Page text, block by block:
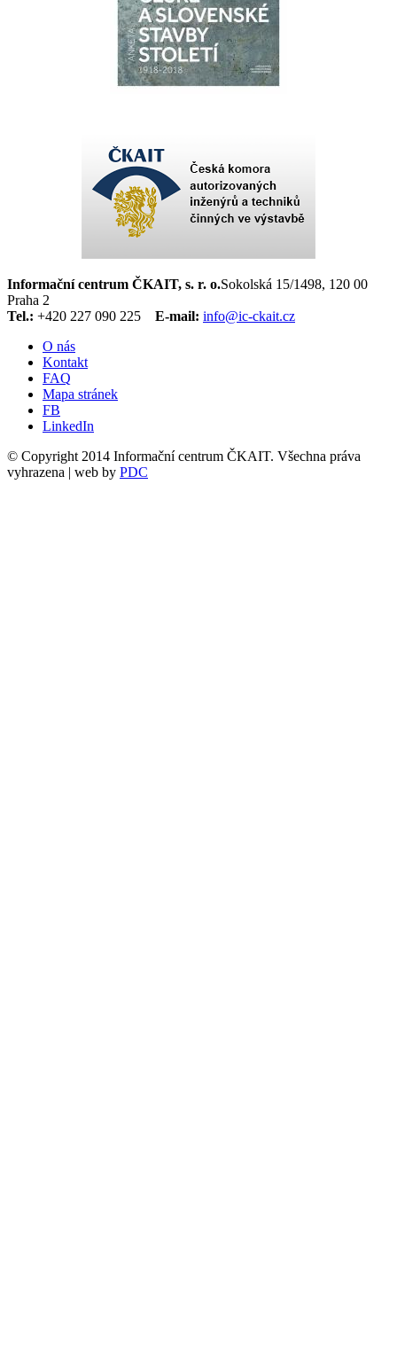
Informační centrum ČKAIT, s. r. o.Sokolská 15/1498, 120 00
Praha 2
Tel.: +420 227 090 225 E-mail: info@ic-ckait.cz
O nás
Kontakt
FAQ
Mapa stránek
FB
LinkedIn
© Copyright 2014 Informační centrum ČKAIT. Všechna práva
vyhrazena | web by PDC